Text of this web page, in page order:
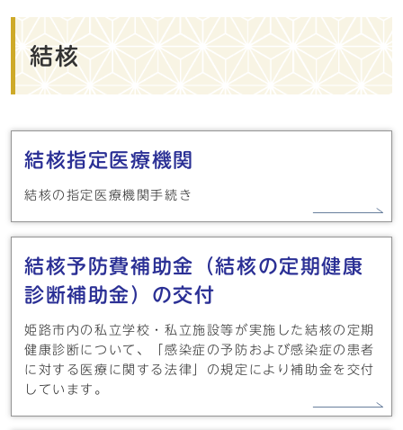
結核
メインメニュー
結核指定医療機関
結核の指定医療機関手続き
結核予防費補助金（結核の定期健康
診断補助金）の交付
姫路市内の私立学校・私立施設等が実施した結核の定期
健康診断について、「感染症の予防および感染症の患者
に対する医療に関する法律」の規定により補助金を交付
しています。